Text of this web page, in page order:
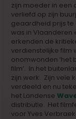
zijn moeder in een
verliefd op zijn
geaardheid prijs te
was in Vlaanderen
erkenden de
verdienstelijke film
onomwonden ‘het
film’. In het
zijn werk. Zijn vele
verdeeld en nu
het Londense
distributie. Het
voor Yves